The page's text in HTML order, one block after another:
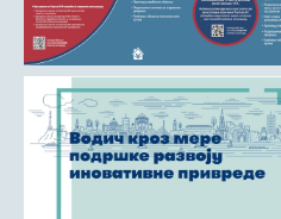
КОНТАКТ
Општина Љубовија
Установе од јавног значаја
АКТИ
Матична служба